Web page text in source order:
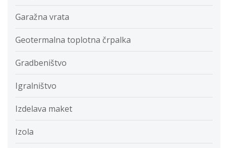
Garažna vrata
Geotermalna toplotna črpalka
Gradbeništvo
Igralništvo
Izdelava maket
Izola